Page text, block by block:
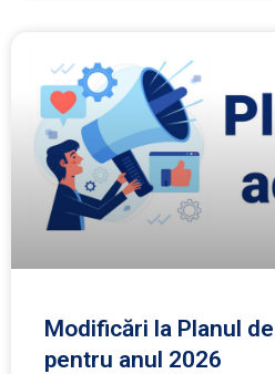
Modificări la Planul
pentru anul 2026